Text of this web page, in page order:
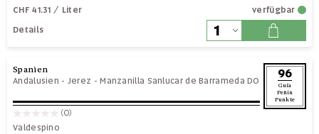
CHF 41.31 / Liter
verfügbar
Details
Spanien
Andalusien - Jerez - Manzanilla Sanlucar de Barrameda DO 96
Guía
Peñín
Punkte
(0)
Valdespino